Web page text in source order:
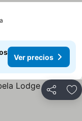
Ver precios
Compartir